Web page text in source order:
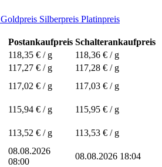
Goldpreis Silberpreis Platinpreis
Postankaufpreis Schalterankaufpreis
118,35 € / g 118,36 € / g
117,27 € / g 117,28 € / g
117,02 € / g 117,03 € / g
115,94 € / g 115,95 € / g
113,52 € / g 113,53 € / g
08.08.2026
08:00
08.08.2026 18:04